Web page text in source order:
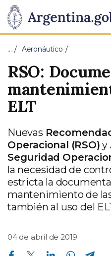
Presidencia
de
la
Nación
Pasar al contenido
… Aeronáutico
RSO:
ELT
Nuevas
Operacional (RSO) y
Seguridad
la necesidad de
estricta la
mantenimiento de
también al uso del
04 de abril de 2019
Compartir en Facebook Compartir en Twitter Compartir en Linkedin Compartir en Whatsapp